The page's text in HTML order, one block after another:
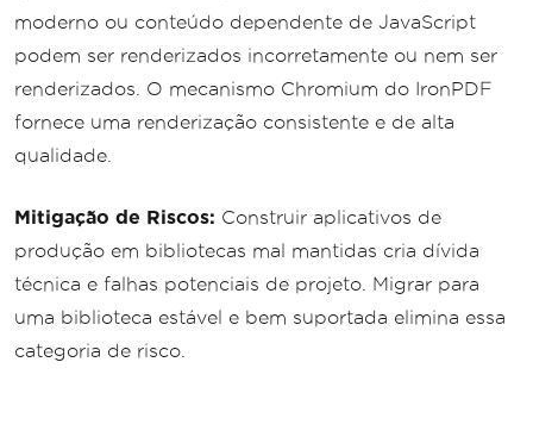
moderno ou conteúdo dependente de JavaScript
podem ser renderizados incorretamente ou nem ser
renderizados. O mecanismo Chromium do IronPDF
fornece uma renderização consistente e de alta
qualidade.
Mitigação de Riscos: Construir aplicativos de
produção em bibliotecas mal mantidas cria dívida
técnica e falhas potenciais de projeto. Migrar para
uma biblioteca estável e bem suportada elimina essa
categoria de risco.